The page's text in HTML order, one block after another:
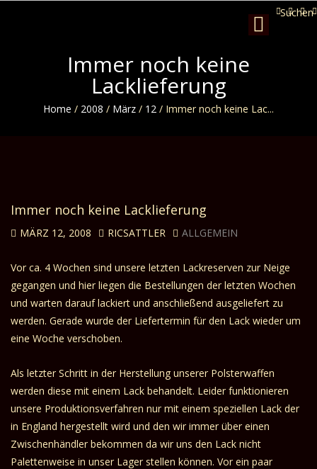
Suchen
Toggle
navigation
Immer noch keine
Lacklieferung
Home / 2008 / März / 12 / Immer noch keine Lac...
Immer noch keine Lacklieferung
MÄRZ 12, 2008 RICSATTLER ALLGEMEIN
Vor ca. 4 Wochen sind unsere letzten Lackreserven zur Neige
gegangen und hier liegen die Bestellungen der letzten Wochen
und warten darauf lackiert und anschließend ausgeliefert zu
werden. Gerade wurde der Liefertermin für den Lack wieder um
eine Woche verschoben.
Als letzter Schritt in der Herstellung unserer Polsterwaffen
werden diese mit einem Lack behandelt. Leider funktionieren
unsere Produktionsverfahren nur mit einem speziellen Lack der
in England hergestellt wird und den wir immer über einen
Zwischenhändler bekommen da wir uns den Lack nicht
Palettenweise in unser Lager stellen können. Vor ein paar